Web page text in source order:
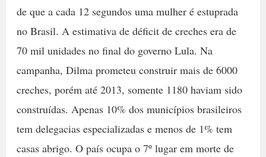
de que a cada 12 segundos uma mulher é estuprada
no Brasil. A estimativa de déficit de creches era de
70 mil unidades no final do governo Lula. Na
campanha, Dilma prometeu construir mais de 6000
creches, porém até 2013, somente 1180 haviam sido
construídas. Apenas 10% dos municípios brasileiros
tem delegacias especializadas e menos de 1% tem
casas abrigo. O país ocupa o 7º lugar em morte de